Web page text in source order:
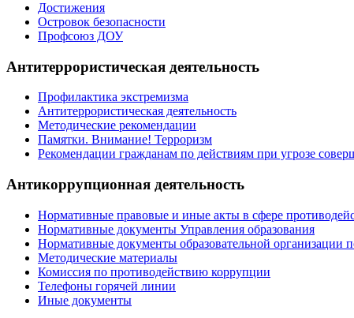
Достижения
Островок безопасности
Профсоюз ДОУ
Антитеррористическая деятельность
Профилактика экстремизма
Антитеррористическая деятельность
Методические рекомендации
Памятки. Внимание! Терроризм
Рекомендации гражданам по действиям при угрозе
Антикоррупционная деятельность
Нормативные правовые и иные акты в сфере
Нормативные документы Управления образования
Нормативные документы образовательной организации
Методические материалы
Комиссия по противодействию коррупции
Телефоны горячей линии
Иные документы